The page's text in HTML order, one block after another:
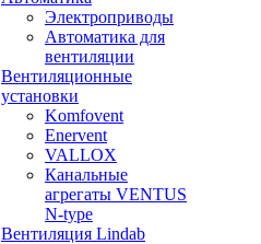
Электроприводы
Автоматика для
вентиляции
Вентиляционные
установки
Komfovent
Enervent
VALLOX
Канальные
агрегаты VENTUS
N-type
Вентиляция Lindab